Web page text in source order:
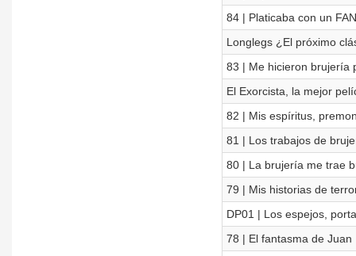
84 | Platicaba con un
Longlegs ¿El próximo
83 | Me hicieron brujería
El Exorcista, la mejor
82 | Mis espíritus,
81 | Los trabajos de
80 | La brujería me trae
79 | Mis historias de
DP01 | Los espejos,
78 | El fantasma de